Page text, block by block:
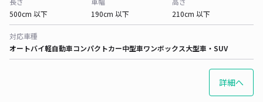
500cm 以下
190cm 以下
210cm 以下
対応車種
オートバイ軽自動車コンパクトカー中型車ワンボックス大型車・SUV
詳細へ